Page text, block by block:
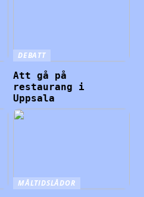
DEBATT
Att gå på
restaurang i
Uppsala
MÅLTIDSLÅDOR